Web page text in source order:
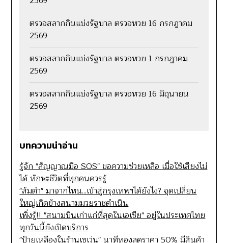
ตรวจสลากกินแบ่งรัฐบาล ตรวจหวย 16 กรกฎาคม
2569
ตรวจสลากกินแบ่งรัฐบาล ตรวจหวย 1 กรกฎาคม
2569
ตรวจสลากกินแบ่งรัฐบาล ตรวจหวย 16 มิถุนายน
2569
บทความน่าอ่าน
รู้จัก "สัญญาณมือ SOS" ขอความช่วยเหลือ เมื่อใช้เสียงไม่
ได้ ทักษะชีวิตที่ทุกคนควรรู้
"ส้มตำ" มาจากไหน...เข้าสู่กรุงเทพฯได้ยังไง? จุดเปลี่ยน
ใหญ่เกิดข้างสนามมวยราชดำเนิน
เพิ่งรู้!! "สนามบินเก่าแก่ที่สุดในเอเชีย" อยู่ในประเทศไทย
ทุกวันนี้ยังเปิดบริการ
"ป้ายเหลืองในร้านเซเว่น" นาทีทองลดราคา 50% มีสินค้า